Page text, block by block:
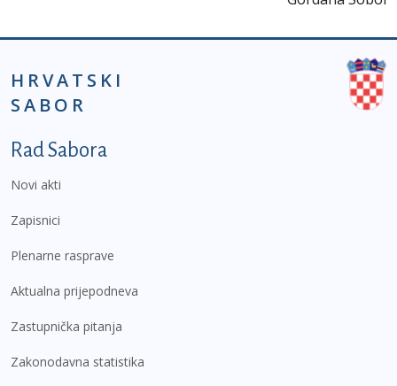
HRVATSKI
SABOR
Podnožje prvi izbornik
Rad Sabora
Novi akti
Zapisnici
Plenarne rasprave
Aktualna prijepodneva
Zastupnička pitanja
Zakonodavna statistika